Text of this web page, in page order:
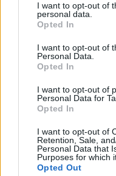
I want to opt-out of
personal data.
Opted In
I want to opt-out of
Personal Data.
Opted In
I want to opt-out of
Personal Data for
Opted In
I want to opt-out of
Retention, Sale,
Personal Data that
Purposes for which
Opted Out
Φωτ.: